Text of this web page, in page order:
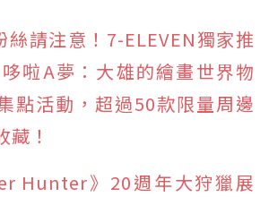
絲請注意！7-ELEVEN獨家推
啦A夢：大雄的繪畫世界物
點活動，超過50款限量周邊
藏！
Hunter》20週年大狩獵展